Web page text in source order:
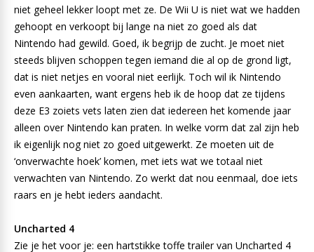
niet geheel lekker loopt met ze. De Wii U is niet wat we hadden
gehoopt en verkoopt bij lange na niet zo goed als dat
Nintendo had gewild. Goed, ik begrijp de zucht. Je moet niet
steeds blijven schoppen tegen iemand die al op de grond ligt,
dat is niet netjes en vooral niet eerlijk. Toch wil ik Nintendo
even aankaarten, want ergens heb ik de hoop dat ze tijdens
deze E3 zoiets vets laten zien dat iedereen het komende jaar
alleen over Nintendo kan praten. In welke vorm dat zal zijn heb
ik eigenlijk nog niet zo goed uitgewerkt. Ze moeten uit de
‘onverwachte hoek’ komen, met iets wat we totaal niet
verwachten van Nintendo. Zo werkt dat nou eenmaal, doe iets
raars en je hebt ieders aandacht.
Uncharted 4
Zie je het voor je: een hartstikke toffe trailer van Uncharted 4